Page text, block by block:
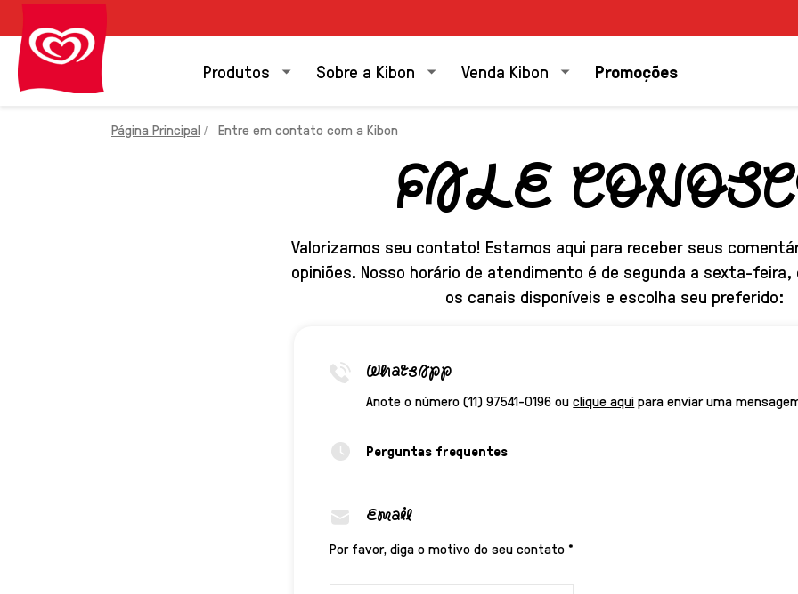
Produtos Sobre a Kibon Venda Kibon Promoções
Página Principal Entre em contato com a Kibon
FALE
Valorizamos seu contato! Estamos aqui para receber seus
opiniões. Nosso horário de atendimento é de segunda a sexta-feira,
os canais disponíveis e escolha seu preferido:
WhatsApp
Anote o número (11) 97541-0196 ouclique aquipara enviar uma
Perguntas frequentes
Email
Por favor, diga o motivo do seu contato *